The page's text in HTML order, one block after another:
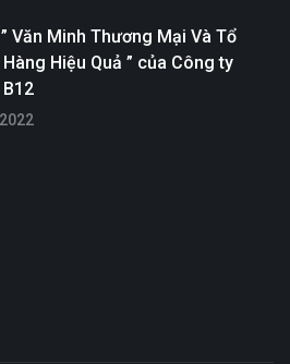
Văn Minh Thương Mại Và Tổ
Hiệu Quả ” của Công ty